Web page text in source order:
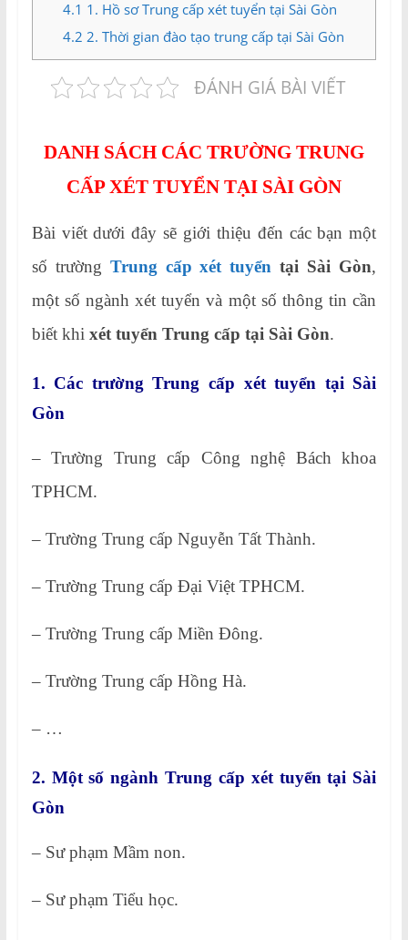
4.1 1. Hồ sơ Trung cấp xét tuyển tại Sài Gòn
4.2 2. Thời gian đào tạo trung cấp tại Sài Gòn
ĐÁNH GIÁ BÀI VIẾT
DANH SÁCH CÁC TRƯỜNG TRUNG
CẤP XÉT TUYỂN TẠI SÀI GÒN
Bài viết dưới đây sẽ giới thiệu đến các bạn một
số trường Trung cấp xét tuyển tại Sài Gòn,
một số ngành xét tuyển và một số thông tin cần
biết khi xét tuyển Trung cấp tại Sài Gòn.
1. Các trường Trung cấp xét tuyển tại Sài
Gòn
– Trường Trung cấp Công nghệ Bách khoa
TPHCM.
– Trường Trung cấp Nguyễn Tất Thành.
– Trường Trung cấp Đại Việt TPHCM.
– Trường Trung cấp Miền Đông.
– Trường Trung cấp Hồng Hà.
– …
2. Một số ngành Trung cấp xét tuyển tại Sài
Gòn
– Sư phạm Mầm non.
– Sư phạm Tiểu học.